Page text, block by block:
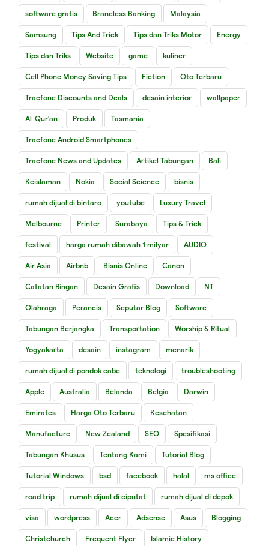
software gratis Brancless Banking Malaysia
Samsung Tips And Trick Tips dan Triks Motor Energy
Tips dan Triks Website game kuliner
Cell Phone Money Saving Tips Fiction Oto Terbaru
Tracfone Discounts and Deals desain interior wallpaper
Al-Qur'an Produk Tasmania
Tracfone Android Smartphones
Tracfone News and Updates Artikel Tabungan Bali
Keislaman Nokia Social Science bisnis
rumah dijual di bintaro youtube Luxury Travel
Melbourne Printer Surabaya Tips & Trick
festival harga rumah dibawah 1 milyar AUDIO
Air Asia Airbnb Bisnis Online Canon
Catatan Ringan Desain Grafis Download NT
Olahraga Perancis Seputar Blog Software
Tabungan Berjangka Transportation Worship & Ritual
Yogyakarta desain instagram menarik
rumah dijual di pondok cabe teknologi troubleshooting
Apple Australia Belanda Belgia Darwin
Emirates Harga Oto Terbaru Kesehatan
Manufacture New Zealand SEO Spesifikasi
Tabungan Khusus Tentang Kami Tutorial Blog
Tutorial Windows bsd facebook halal ms office
road trip rumah dijual di ciputat rumah dijual di depok
visa wordpress Acer Adsense Asus Blogging
Christchurch Frequent Flyer Islamic History